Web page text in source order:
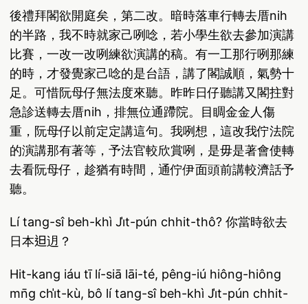
後禮拜閣欲開庭矣，第二改。暗時落車行轉去厝nih
的半路，我不時就家己咧唸，若小學生欲去參加演講
比賽，一改一改咧練欲演講的稿。有一工那行咧那練
的時，才發覺家己唸的是台語，講了閣誠順，氣勢十
足。可惜阮母仔無法度來聽。昨昨日仔聽講又閣拄對
急診送轉去厝nih，排無位通蹛院。目睭金金人傷
重，阮母仔以前定定講這句。我咧想，這改我佇法院
的演講那有著等，予法官較欣賞咧，是毋是著會使轉
去看阮母仔，趁猶有時間，通佇伊面頭前講較濟話予
聽。
Lí tang-sî beh-khì Ji̍t-pún chhit-thô? 你當時欲去
日本𨑨迌？
Hit-kang iáu tī lí-siā lāi-té, pêng-iú hiông-hiông
mn̄g chi̍t-kù, bô lí tang-sî beh-khì Ji̍t-pún chhit-